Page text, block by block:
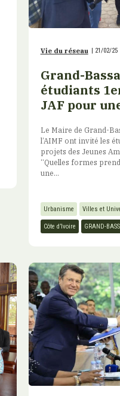
Vie du réseau | 21/02/25
Grand-
étudiants
JAF pour
Le Maire de Grand-
l’AIMF ont invité les
projets des Jeunes
“Quelles formes
une...
Urbanisme Villes et
Côte d’Ivoire GRAND-